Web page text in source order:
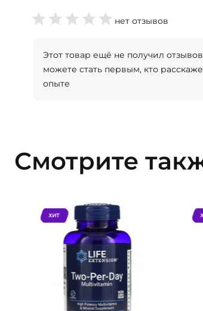
нет отзывов
Этот товар ещё не получил
можете стать первым, кто
опыте
Смотрите
ХИТ